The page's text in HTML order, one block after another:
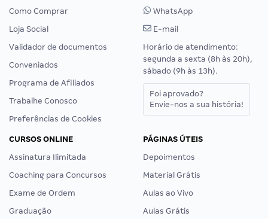
Como Comprar
Loja Social
Validador de documentos
Conveniados
Programa de Afiliados
Trabalhe Conosco
Preferências de Cookies
WhatsApp
E-mail
Horário de atendimento:
segunda a sexta (8h às 20h),
sábado (9h às 13h).
Foi aprovado?
Envie-nos a sua história!
CURSOS ONLINE
Assinatura Ilimitada
Coaching para Concursos
Exame de Ordem
Graduação
PÁGINAS ÚTEIS
Depoimentos
Material Grátis
Aulas ao Vivo
Aulas Grátis